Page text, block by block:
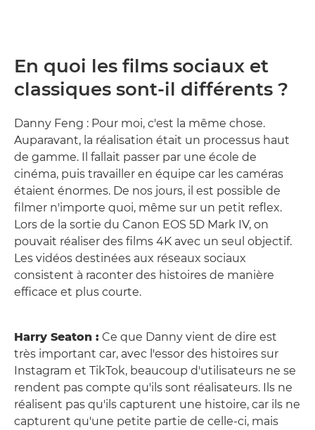
En quoi les films sociaux et
classiques sont-il différents ?
Danny Feng : Pour moi, c'est la même chose.
Auparavant, la réalisation était un processus haut
de gamme. Il fallait passer par une école de
cinéma, puis travailler en équipe car les caméras
étaient énormes. De nos jours, il est possible de
filmer n'importe quoi, même sur un petit reflex.
Lors de la sortie du Canon EOS 5D Mark IV, on
pouvait réaliser des films 4K avec un seul objectif.
Les vidéos destinées aux réseaux sociaux
consistent à raconter des histoires de manière
efficace et plus courte.
Harry Seaton : Ce que Danny vient de dire est
très important car, avec l'essor des histoires sur
Instagram et TikTok, beaucoup d'utilisateurs ne se
rendent pas compte qu'ils sont réalisateurs. Ils ne
réalisent pas qu'ils capturent une histoire, car ils ne
capturent qu'une petite partie de celle-ci, mais